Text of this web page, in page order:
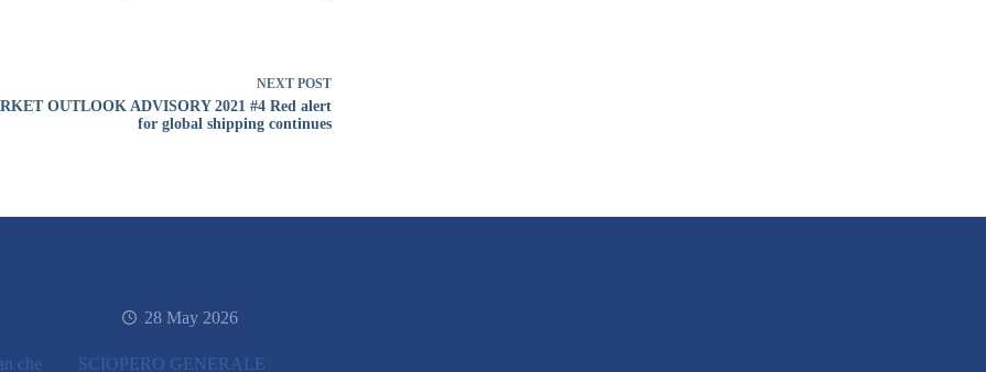
NEXT POST
OUTLOOK ADVISORY 2021 #4 Red alert
for global shipping continues
che
28 May 2026
SCIOPERO GENERALE